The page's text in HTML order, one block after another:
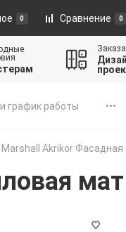
0 Сравнение 0
график работы
Akrikor Фасадная